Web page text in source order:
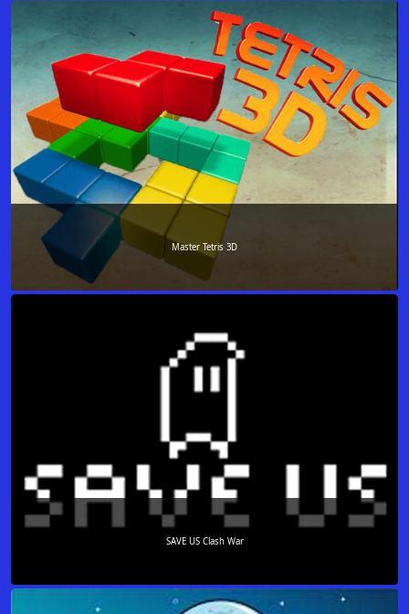
Master Tetris 3D
SAVE US Clash War